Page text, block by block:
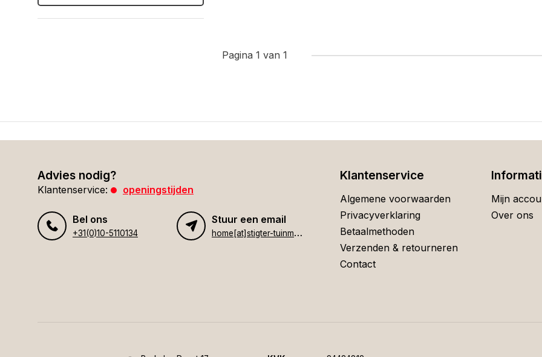
Pagina 1 van 1
Advies nodig?
Klantenservice: openingstijden
Bel ons
+31(0)10-5110134
Stuur een email
h
ome[at]stigter-tuinmeubelen.nl
Klantenservice
Algemene voorwaarden
Privacyverklaring
Betaalmethoden
Verzenden & retourneren
Contact
Mijn
Over ons